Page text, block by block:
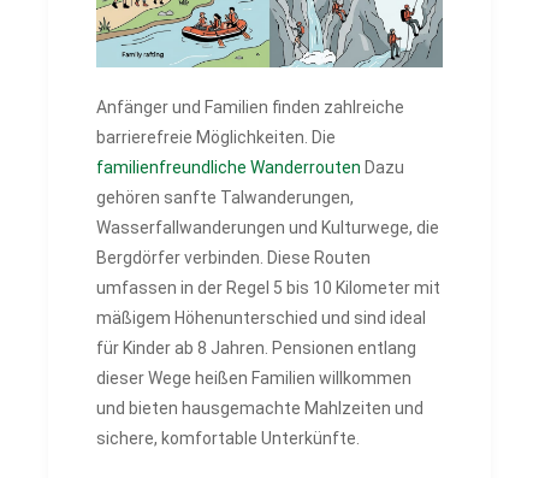
Anfänger und Familien finden zahlreiche
barrierefreie Möglichkeiten. Die
familienfreundliche Wanderrouten Dazu
gehören sanfte Talwanderungen,
Wasserfallwanderungen und Kulturwege, die
Bergdörfer verbinden. Diese Routen
umfassen in der Regel 5 bis 10 Kilometer mit
mäßigem Höhenunterschied und sind ideal
für Kinder ab 8 Jahren. Pensionen entlang
dieser Wege heißen Familien willkommen
und bieten hausgemachte Mahlzeiten und
sichere, komfortable Unterkünfte.